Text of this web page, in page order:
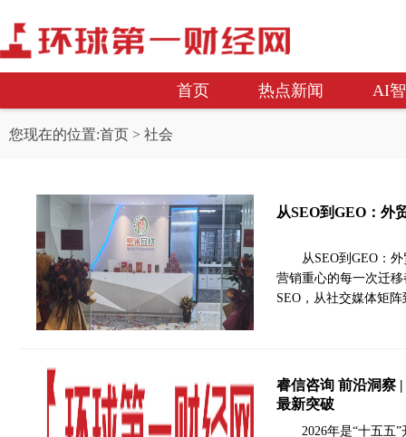
首页 热点新闻 AI
您现在的位置:首页 > 社会
从SEO到GEO：外
从SEO到GEO：
营销重心的每一次迁
SEO，从社交媒体矩
睿信咨询 前沿洞察
最新突破
2026年是“十五五